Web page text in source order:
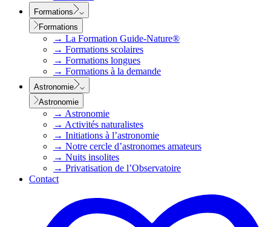
Formations
Formations
→ La Formation Guide-Nature®
→ Formations scolaires
→ Formations longues
→ Formations à la demande
Astronomie
Astronomie
→ Astronomie
→ Activités naturalistes
→ Initiations à l’astronomie
→ Notre cercle d’astronomes amateurs
→ Nuits insolites
→ Privatisation de l’Observatoire
Contact